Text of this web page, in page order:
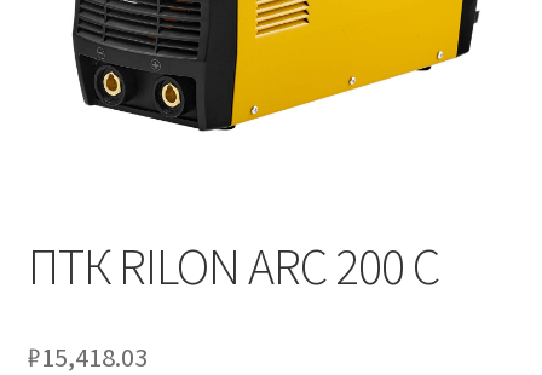
ПТК RILON ARC 200 C
₽15,418.03